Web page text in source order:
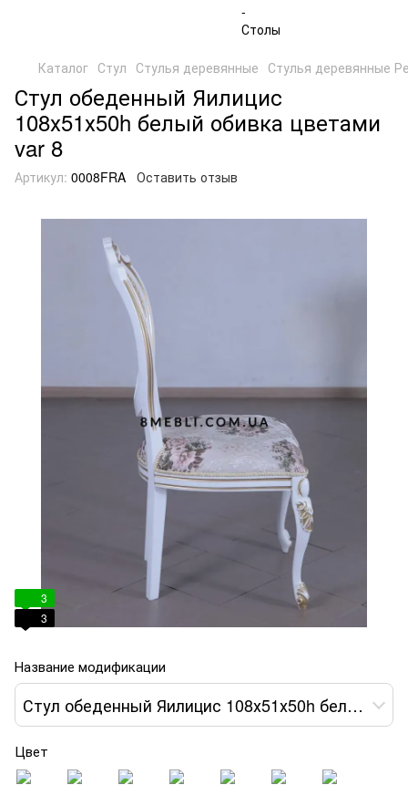
Каталог Стул Стулья деревянные Стулья деревянные
Стул обеденный Яилицис
108х51х50h белый обивка цветами
var 8
Артикул: 0008FRA Оставить отзыв
3
3
Название модификации
Стул обеденный Яилицис 108х51х50h белый обивка цветами var 8
Цвет